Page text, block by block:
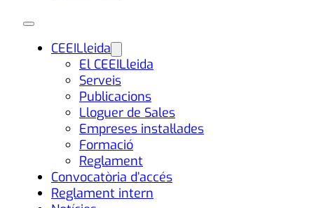
CEEILleida
El CEEILleida
Serveis
Publicacions
Lloguer de Sales
Empreses instal·lades
Formació
Reglament
Convocatòria d’accés
Reglament intern